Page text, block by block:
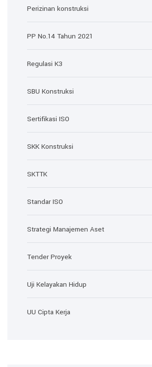
Perizinan konstruksi
PP No.14 Tahun 2021
Regulasi K3
SBU Konstruksi
Sertifikasi ISO
SKK Konstruksi
SKTTK
Standar ISO
Strategi Manajemen Aset
Tender Proyek
Uji Kelayakan Hidup
UU Cipta Kerja